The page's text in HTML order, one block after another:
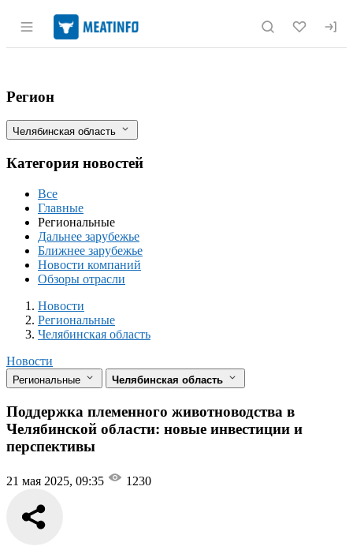
Раздел навигации по сайту
Поддержка племенного
Фильтры
Регион
Челябинская область
Категория новостей
Все
Главные
Региональные
Дальнее зарубежье
Ближнее зарубежье
Новости компаний
Обзоры отрасли
Новости
Разделы
Новости
Региональные
Челябинская область
Новости
Региональные Челябинская область
Поддержка племенного животноводства в
Челябинской области: новые инвестиции и
перспективы
21 мая 2025, 09:35 1230